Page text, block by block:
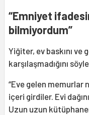
“Emniyet
bilmiyordum”
Yiğiter, ev baskını
karşılaşmadığını
“Eve gelen memurlar
içeri girdiler. Evi
Uzun uzun